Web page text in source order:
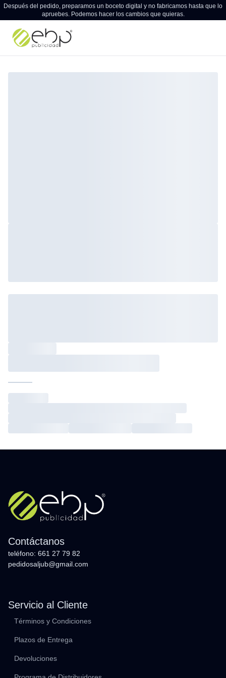
Después del pedido, preparamos un boceto digital y no fabricamos hasta que lo
apruebes. Podemos hacer los cambios que quieras.
Contáctanos
teléfono: 661 27 79 82
pedidosaljub@gmail.com
Servicio al Cliente
Términos y Condiciones
Plazos de Entrega
Devoluciones